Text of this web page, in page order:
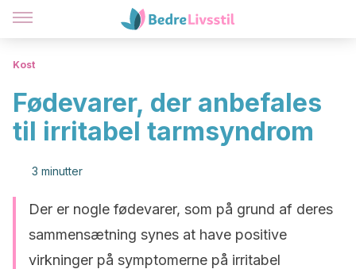
Kost
Fødevarer, der anbefales
til irritabel tarmsyndrom
3 minutter
Der er nogle fødevarer, som på grund af deres
sammensætning synes at have positive
virkninger på symptomerne på irritabel